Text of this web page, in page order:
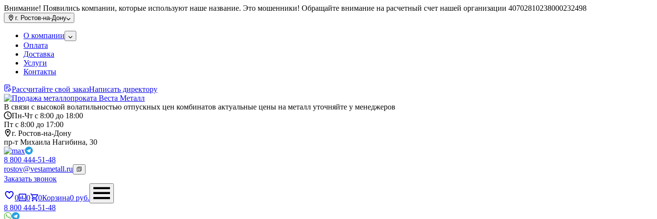
Внимание! Появились компании, которые используют наше название. Это мошенники! Обращайте внимание на расчетный счет нашей организации 40702810238000232498
г. Ростов-на-Дону
О компании
Оплата
Доставка
Услуги
Контакты
Рассчитайте свой заказНаписать директору
В связи с высокой волатильностью отпускных цен комбинатов актуальные цены на металл уточняйте у менеджеров
Пн-Чт с 8:00 до 18:00
Пт с 8:00 до 17:00
г. Ростов-на-Дону
пр-т Михаила Нагибина, 30
8 800 444-51-48
rostov@vestametall.ru
Заказать звонок
0 0 0Корзина0 руб.
8 800 444-51-48